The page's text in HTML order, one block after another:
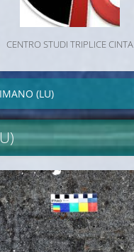
CENTRO STUDI TRIPLICE CINTA
(LU)